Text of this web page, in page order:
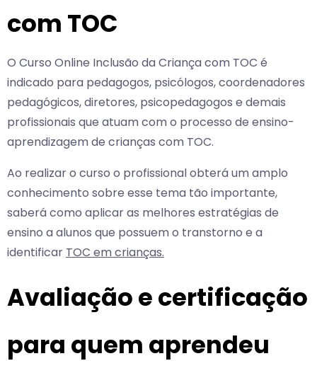
com TOC
O Curso Online Inclusão da Criança com TOC é
indicado para pedagogos, psicólogos, coordenadores
pedagógicos, diretores, psicopedagogos e demais
profissionais que atuam com o processo de ensino-
aprendizagem de crianças com TOC.
Ao realizar o curso o profissional obterá um amplo
conhecimento sobre esse tema tão importante,
saberá como aplicar as melhores estratégias de
ensino a alunos que possuem o transtorno e a
identificar TOC em crianças.
Avaliação e certificação
para quem aprendeu